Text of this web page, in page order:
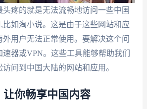
头疼的就是无法流畅地访问一些中国
比如淘小说。这是由于这些网站和应
用户无法正常使用。要解决这个问
器或VPN。这些工具能够帮助我们
问到中国大陆的网站和应用。
让你畅享中国内容